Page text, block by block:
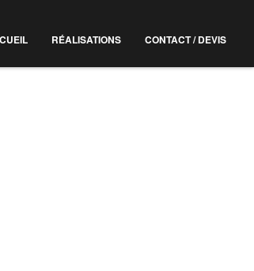
RÉALISATIONS CONTACT / DEVIS